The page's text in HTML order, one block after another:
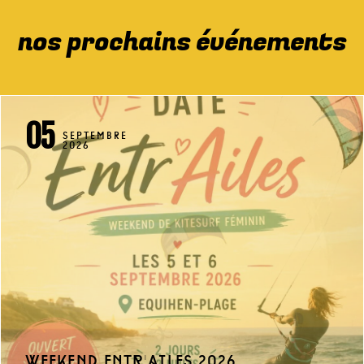
nos prochains événements
05
SEPTEMBRE
2026
weekend entr'ailes 2026